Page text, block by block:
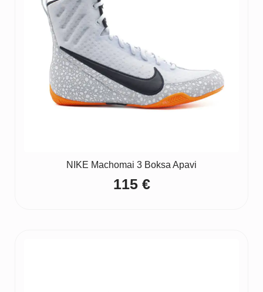
NIKE Machomai 3 Boksa Apavi
115 €